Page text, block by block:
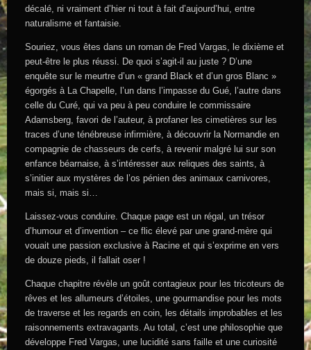
décalé, ni vraiment d’hier ni tout à fait d’aujourd’hui, entre
naturalisme et fantaisie.
Souriez, vous êtes dans un roman de Fred Vargas, le dixième et
peut-être le plus réussi. De quoi s’agit-il au juste ? D’une
enquête sur le meurtre d’un « grand Black et d’un gros Blanc »
égorgés à La Chapelle, l’un dans l’impasse du Gué, l’autre dans
celle du Curé, qui va peu à peu conduire le commissaire
Adamsberg, favori de l’auteur, à profaner les cimetières sur les
traces d’une ténébreuse infirmière, à découvrir la Normandie en
compagnie de chasseurs de cerfs, à revenir malgré lui sur son
enfance béarnaise, à s’intéresser aux reliques des saints, à
s’initier aux mystères de l’os pénien des animaux carnivores,
mais si, mais si…
Laissez-vous conduire. Chaque page est un régal, un trésor
d’humour et d’invention – ce flic élevé par une grand-mère qui
vouait une passion exclusive à Racine et qui s’exprime en vers
de douze pieds, il fallait oser !
Chaque chapitre révèle un goût contagieux pour les tricoteurs de
rêves et les allumeurs d’étoiles, une gourmandise pour les mots
de traverse et les regards en coin, les détails improbables et les
raisonnements extravagants. Au total, c’est une philosophie que
développe Fred Vargas, une lucidité sans faille et une curiosité